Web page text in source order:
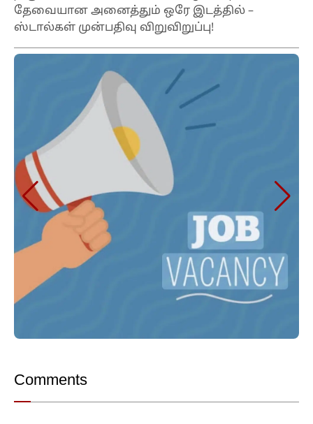
தேவையான அனைத்தும் ஒரே இடத்தில் –
ஸ்டால்கள் முன்பதிவு விறுவிறுப்பு!
Comments